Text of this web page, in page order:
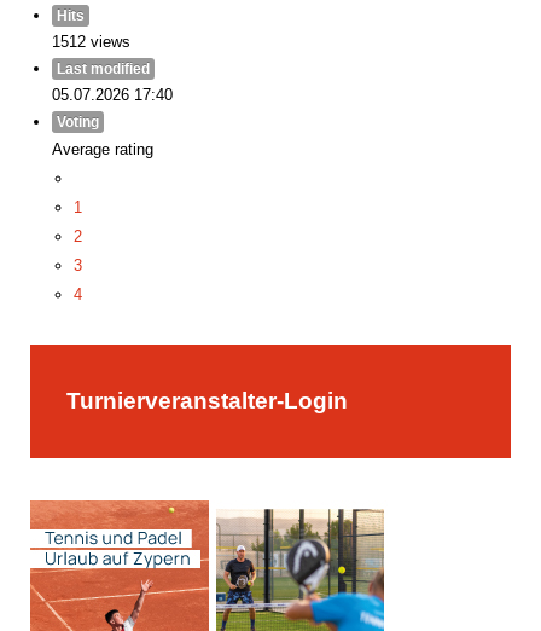
Hits
1512 views
Last modified
05.07.2026 17:40
Voting
Average rating
1
2
3
4
Turnierveranstalter-Login